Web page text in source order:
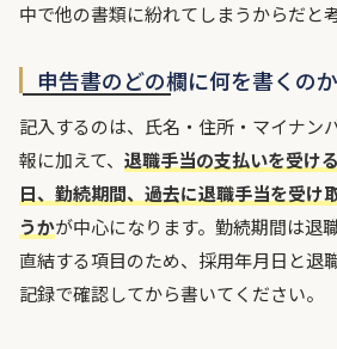
中で他の書類に紛れてしまうからだと
申告書のどの欄に何を書くの
記入するのは、氏名・住所・マイナン
報に加えて、 退職手当の支払いを受け
日、勤続期間、過去に退職手当を受け
うかが中心になります。勤続期間は退
直結する項目のため、採用年月日と退
記録で確認してから書いてください。